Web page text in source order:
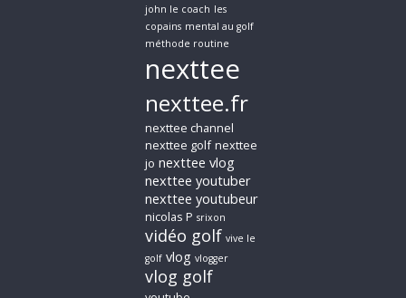
john le coach les
copains mental au golf
méthode routine
nexttee
nexttee.fr
nexttee channel
nexttee golf nexttee
jo nexttee vlog
nexttee youtuber
nexttee youtubeur
nicolas P srixon
vidéo golf vive le
golf vlog vlogger
vlog golf